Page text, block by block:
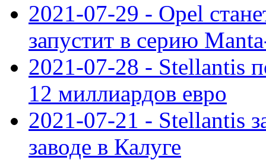
2021-07-29 - Opel
запустит в серию
2021-07-28 - Stellantis
12 миллиардов евро
2021-07-21 - Stellantis
заводе в Калуге